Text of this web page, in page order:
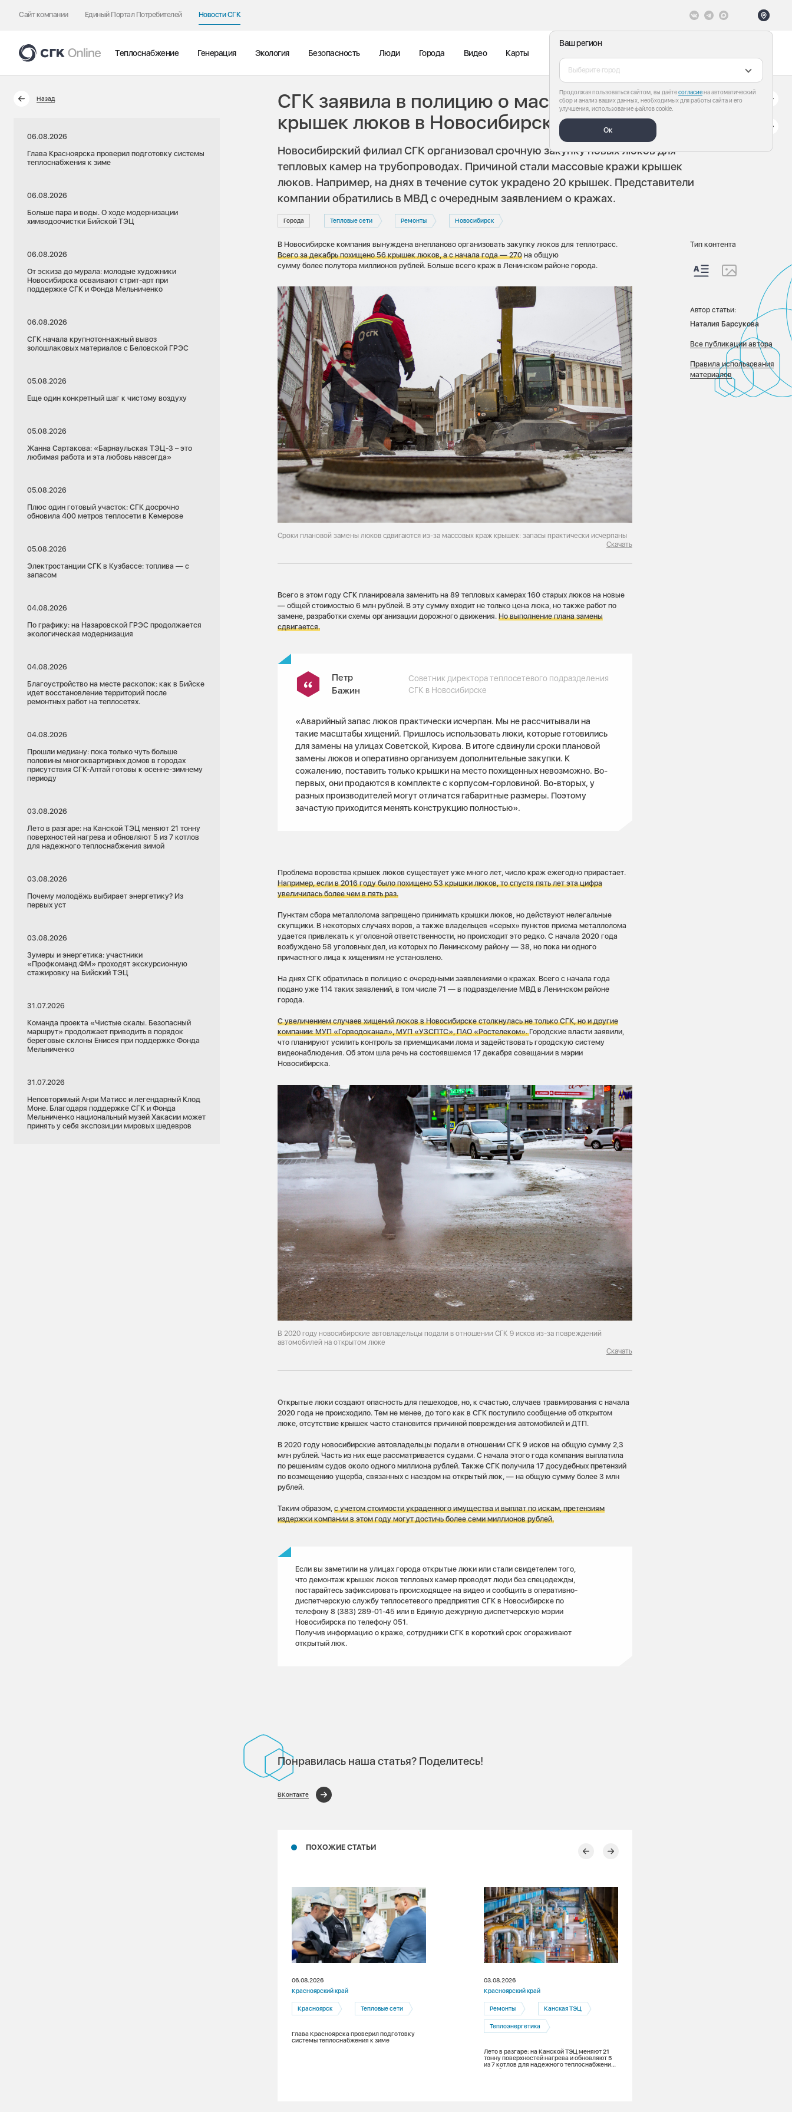
Сайт компании Единый Портал Потребителей Новости СГК
Ваш регион
Выберите город
Продолжая пользоваться сайтом, вы даётесогласиена автоматический
сбор и анализ ваших данных, необходимых для работы сайта и его
улучшения, использование файлов cookie.
Ок
Теплоснабжение Генерация Экология Безопасность Люди Города Видео Карты
Назад
06.08.2026
Глава Красноярска проверил подготовку системы
теплоснабжения к зиме
06.08.2026
Больше пара и воды. О ходе модернизации
химводоочистки Бийской ТЭЦ
06.08.2026
От эскиза до мурала: молодые художники
Новосибирска осваивают стрит-арт при
поддержке СГК и Фонда Мельниченко
06.08.2026
СГК начала крупнотоннажный вывоз
золошлаковых материалов с Беловской ГРЭС
05.08.2026
Еще один конкретный шаг к чистому воздуху
05.08.2026
Жанна Сартакова: «Барнаульская ТЭЦ-3 – это
любимая работа и эта любовь навсегда»
05.08.2026
Плюс один готовый участок: СГК досрочно
обновила 400 метров теплосети в Кемерове
05.08.2026
Электростанции СГК в Кузбассе: топлива — с
запасом
04.08.2026
По графику: на Назаровской ГРЭС продолжается
экологическая модернизация
04.08.2026
Благоустройство на месте раскопок: как в Бийске
идет восстановление территорий после
ремонтных работ на теплосетях.
04.08.2026
Прошли медиану: пока только чуть больше
половины многоквартирных домов в городах
присутствия СГК-Алтай готовы к осенне-зимнему
периоду
03.08.2026
Лето в разгаре: на Канской ТЭЦ меняют 21 тонну
поверхностей нагрева и обновляют 5 из 7 котлов
для надежного теплоснабжения зимой
03.08.2026
Почему молодёжь выбирает энергетику? Из
первых уст
03.08.2026
Зумеры и энергетика: участники
«Профкоманд.ФМ» проходят экскурсионную
стажировку на Бийский ТЭЦ
31.07.2026
Команда проекта «Чистые скалы. Безопасный
маршрут» продолжает приводить в порядок
береговые склоны Енисея при поддержке Фонда
Мельниченко
31.07.2026
Неповторимый Анри Матисс и легендарный Клод
Моне. Благодаря поддержке СГК и Фонда
Мельниченко национальный музей Хакасии может
принять у себя экспозиции мировых шедевров
СГК заявила в полицию о массовых кражах
крышек люков в Новосибирске
Новосибирский филиал СГК организовал срочную закупку новых люков для
тепловых камер на трубопроводах. Причиной стали массовые кражи крышек
люков. Например, на днях в течение суток украдено 20 крышек. Представители
компании обратились в МВД с очередным заявлением о кражах.
Города Тепловые сети Ремонты Новосибирск
В Новосибирске компания вынуждена внепланово организовать закупку люков для теплотрасс.
Всего за декабрь похищено 56 крышек люков, а с начала года — 270 на общую
сумму более полутора миллионов рублей. Больше всего краж в Ленинском районе города.
Сроки плановой замены люков сдвигаются из-за массовых краж крышек: запасы практически исчерпаны
Скачать
Всего в этом году СГК планировала заменить на 89 тепловых камерах 160 старых люков на новые
— общей стоимостью 6 млн рублей. В эту сумму входит не только цена люка, но также работ по
замене, разработки схемы организации дорожного движения.Но выполнение плана замены
сдвигается.
Петр
Бажин
Советник директора теплосетевого подразделения
СГК в Новосибирске
«Аварийный запас люков практически исчерпан. Мы не рассчитывали на
такие масштабы хищений. Пришлось использовать люки, которые готовились
для замены на улицах Советской, Кирова. В итоге сдвинули сроки плановой
замены люков и оперативно организуем дополнительные закупки. К
сожалению, поставить только крышки на место похищенных невозможно. Во-
первых, они продаются в комплекте с корпусом-горловиной. Во-вторых, у
разных производителей могут отличатся габаритные размеры. Поэтому
зачастую приходится менять конструкцию полностью».
Проблема воровства крышек люков существует уже много лет, число краж ежегодно прирастает.
Например, если в 2016 году было похищено 53 крышки люков, то спустя пять лет эта цифра
увеличилась более чем в пять раз.
Пунктам сбора металлолома запрещено принимать крышки люков, но действуют нелегальные
скупщики. В некоторых случаях воров, а также владельцев «серых» пунктов приема металлолома
удается привлекать к уголовной ответственности, но происходит это редко. С начала 2020 года
возбуждено 58 уголовных дел, из которых по Ленинскому району — 38, но пока ни одного
причастного лица к хищениям не установлено.
На днях СГК обратилась в полицию с очередными заявлениями о кражах. Всего с начала года
подано уже 114 таких заявлений, в том числе 71 — в подразделение МВД в Ленинском районе
города.
С увеличением случаев хищений люков в Новосибирскестолкнулась не только СГК, но и другие
компании: МУП «Горводоканал», МУП «УЗСПТС», ПАО «Ростелеком».Городские власти заявили,
что планируют усилить контроль за приемщиками лома и задействовать городскую систему
видеонаблюдения. Об этом шла речь на состоявшемся 17 декабря совещании в мэрии
Новосибирска.
В 2020 году новосибирские автовладельцы подали в отношении СГК 9 исков из-за повреждений
автомобилей на открытом люке
Скачать
Открытые люки создают опасность для пешеходов, но, к счастью, случаев травмирования с начала
2020 года не происходило. Тем не менее, до того как в СГК поступило сообщение об открытом
люке, отсутствие крышек часто становится причиной повреждения автомобилей и ДТП.
В 2020 году новосибирские автовладельцы подали в отношении СГК 9 исков на общую сумму 2,3
млн рублей. Часть из них еще рассматривается судами. С начала этого года компания выплатила
по решениям судов около одного миллиона рублей. Также СГК получила 17 досудебных претензий
по возмещению ущерба, связанных с наездом на открытый люк, — на общую сумму более 3 млн
рублей.
Таким образом,с учетом стоимости украденного имущества и выплат по искам, претензиям
издержки компании в этом году могут достичь более семи миллионов рублей.
Если вы заметили на улицах города открытые люки или стали свидетелем того,
что демонтаж крышек люков тепловых камер проводят люди без спецодежды,
постарайтесь зафиксировать происходящее на видео и сообщить в оперативно-
диспетчерскую службу теплосетевого предприятия СГК в Новосибирске по
телефону 8 (383) 289-01-45 или в Единую дежурную диспетчерскую мэрии
Новосибирска по телефону 051.
Получив информацию о краже, сотрудники СГК в короткий срок огораживают
открытый люк.
Понравилась наша статья? Поделитесь!
ВКонтакте
ПОХОЖИЕ СТАТЬИ
06.08.2026
Красноярский край
Красноярск Тепловые сети
Глава Красноярска проверил подготовку
системы теплоснабжения к зиме
03.08.2026
Красноярский край
Ремонты Канская ТЭЦ
Теплоэнергетика
Лето в разгаре: на Канской ТЭЦ меняют 21
тонну поверхностей нагрева и обновляют 5
из 7 котлов для надежного теплоснабжения
зимой
Тип контента
Автор статьи:
Наталия Барсукова
Все публикации автора
Правила использования
материалов